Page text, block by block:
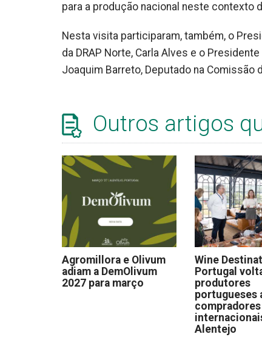
para a produção nacional neste contexto
Nesta visita participaram, também, o
da DRAP Norte, Carla Alves e o
Joaquim Barreto, Deputado na Comissão
Outros artigos
Agromillora e Olivum
adiam a DemOlivum
2027 para março
Wine
Portugal
produtores
portugueses
compradores
Alentejo